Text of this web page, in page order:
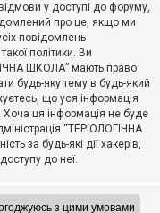
у доступі до форуму,
про це, якщо ми
повідомлень
політики. Ви
ШКОЛА” мають право
будь-яку тему в будь-який
що уся інформація
Хоча ця інформація не буде
“ТЕРІОЛОГІЧНА
за будь-які дії хакерів,
до неї.